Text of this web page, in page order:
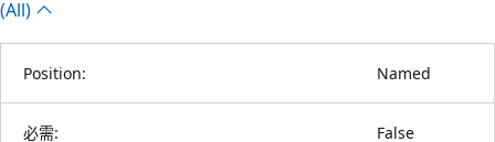
(All)
Position: Named
必需: False